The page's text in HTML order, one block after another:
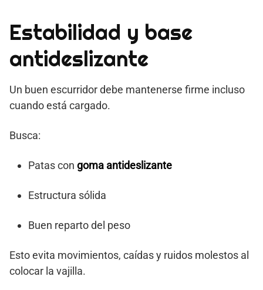
Estabilidad y base
antideslizante
Un buen escurridor debe mantenerse firme incluso
cuando está cargado.
Busca:
Patas con goma antideslizante
Estructura sólida
Buen reparto del peso
Esto evita movimientos, caídas y ruidos molestos al
colocar la vajilla.